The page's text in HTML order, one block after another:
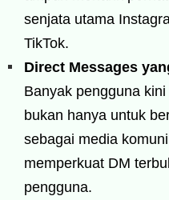
senjata utama
TikTok.
Direct Messages
Banyak pengguna
bukan hanya untuk
sebagai media
memperkuat DM
pengguna.